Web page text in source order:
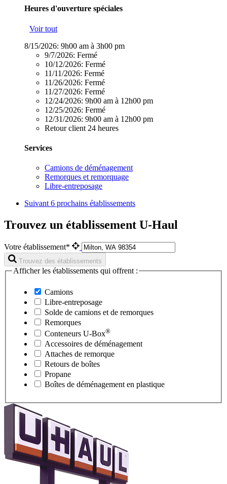
Heures d'ouverture spéciales
Voir tout
8/15/2026: 9h00 am à 3h00 pm
9/7/2026: Fermé
10/12/2026: Fermé
11/11/2026: Fermé
11/26/2026: Fermé
11/27/2026: Fermé
12/24/2026: 9h00 am à 12h00 pm
12/25/2026: Fermé
12/31/2026: 9h00 am à 12h00 pm
Retour client 24 heures
Services
Camions de déménagement
Remorques et remorquage
Libre-entreposage
Suivant 6 prochains établissements
Trouvez un établissement U-Haul
Votre établissement*
Trouvez des établissements
Afficher les établissements qui offrent :
Camions
Libre-entreposage
Solde de camions et de remorques
Remorques
Conteneurs U-Box®
Accessoires de déménagement
Attaches de remorque
Retours de boîtes
Propane
Boîtes de déménagement en plastique